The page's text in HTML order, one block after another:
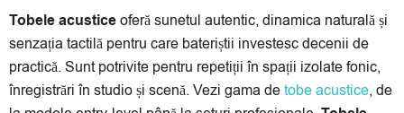
Tobele acusticeoferă sunetul autentic, dinamica naturală și
senzația tactilă pentru care bateriștii investesc decenii de
practică. Sunt potrivite pentru repetiții în spații izolate fonic,
înregistrări în studio și scenă. Vezi gama detobe acustice, de